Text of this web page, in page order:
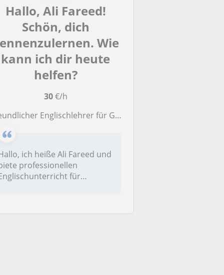
Hallo, Ali Fareed!
Schön, dich
Wie
kann ich dir heute
helfen?
30€/h
Englischlehrer für Grammatik, Sprechen und erfolgreiche Prüfungsvorbereitung
ich heiße Ali Fareed und
professionellen
für